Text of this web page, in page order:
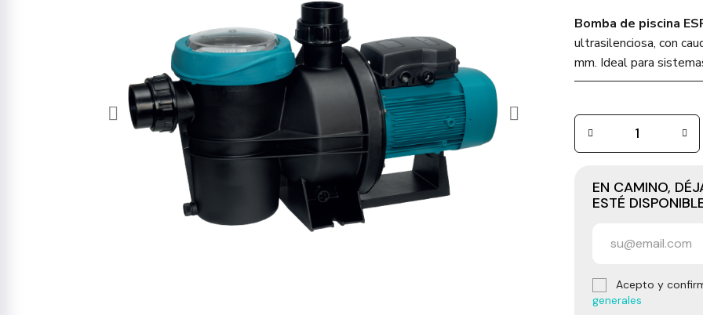
Bomba de piscina
ultrasilenciosa, con
mm. Ideal para
EN CAMINO,
ESTÉ
Acepto y
generales